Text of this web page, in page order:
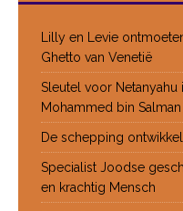
Lilly en Levie
Ghetto van Venetië
Sleutel voor
Mohammed bin Salman
De schepping
Specialist Joodse
en krachtig Mensch